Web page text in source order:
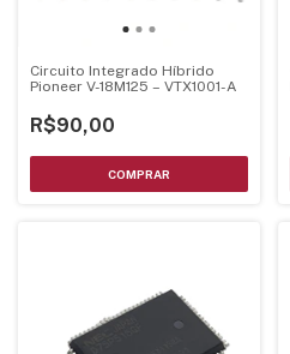
Circuito Integrado Híbrido
Pioneer V-18M125 – VTX1001-A
R$90,00